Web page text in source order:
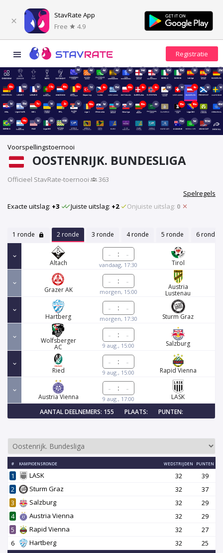
StavRate App
Free
4.9
4d 4d 4d 4d 4d 14d 7d 15d 15d 8d 7d 21d
10u 14d 1d 11u 10u 10u 7d 9u 15d 10u 9u 9u 22d 1d 9u 1d 1d
1d 15d 7u 1d 2u 1d 10u 1d 8d 1d 10u 6d 15u 10u 40d
1d 14u 1d 8d 48d 70d 5d 153d
Voorspellingstoernooi
OOSTENRIJK. BUNDESLIGA
Officieel StavRate-toernooi·
363
Spelregels
Exacte uitslag: +3 Juiste uitslag: +2 Onjuiste uitslag: 0
1 ronde 2 ronde 3 ronde 4 ronde 5 ronde 6 ronde
Altach
:
vandaag, 17:30 Tirol
Grazer AK
:
morgen, 15:00
Austria
Lustenau
Hartberg
:
morgen, 17:30 Sturm Graz
Wolfsberger
AC
:
9 aug., 15:00 Salzburg
Ried
:
9 aug., 15:00 Rapid Vienna
Austria Vienna
:
9 aug., 17:00
LASK
AANTAL DEELNEMERS: 155
PLAATS: PUNTEN:
# KAMPIOENSRONDE WEDSTRIJDEN PUNTEN
1 LASK 32
39
2
Sturm Graz 32
37
3
Salzburg 32
29
4
Austria Vienna 32
29
5
Rapid Vienna 32
27
6
Hartberg 32 25